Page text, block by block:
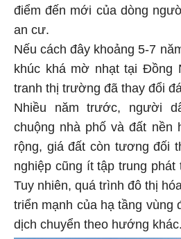
điểm đến mới của dòng
an cư.
Nếu cách đây khoảng 5-7
khúc khá mờ nhạt tại Đồng
tranh thị trường đã thay đổi
Nhiều năm trước, người
chuộng nhà phố và đất nền
rộng, giá đất còn tương đối
nghiệp cũng ít tập trung phát
Tuy nhiên, quá trình đô thị
triển mạnh của hạ tầng vùng
dịch chuyển theo hướng khác.